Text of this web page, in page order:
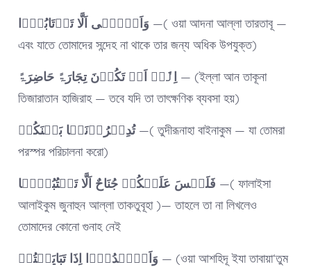
وَاَدۡنٰۤی اَلَّا تَرۡتَابُوۡۤا —( ওয়া আদনা আল্লা তারতাবূ —
এবং যাতে তোমাদের সন্দেহ না থাকে তার জন্য অধিক উপযুক্ত)
اِلَّاۤ اَنۡ تَکُوۡنَ تِجَارَۃً حَاضِرَۃً — (ইল্লা আন তাকূনা
তিজারাতান হাজিরাহ — তবে যদি তা তাৎক্ষণিক ব্যবসা হয়)
تُدِیۡرُوۡنَہَا بَیۡنَکُمۡ—( তুদীরূনাহা বাইনাকুম — যা তোমরা
পরস্পর পরিচালনা করো)
فَلَیۡسَ عَلَیۡکُمۡ جُنَاحٌ اَلَّا تَکۡتُبُوۡہَا —( ফালাইসা
আলাইকুম জুনাহুন আল্লা তাকতুবূহা )— তাহলে তা না লিখলেও
তোমাদের কোনো গুনাহ নেই
وَاَشۡہِدُوۡۤا اِذَا تَبَایَعۡتُمۡ — (ওয়া আশহিদূ ইযা তাবায়া‘তুম